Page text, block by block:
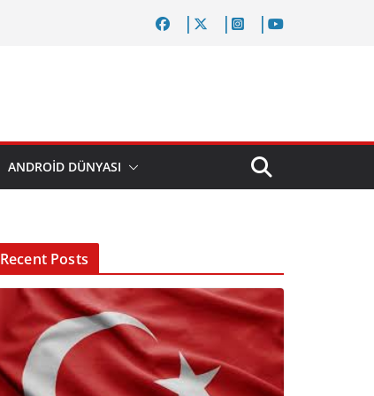
ANDROID DÜNYASI
Recent Posts